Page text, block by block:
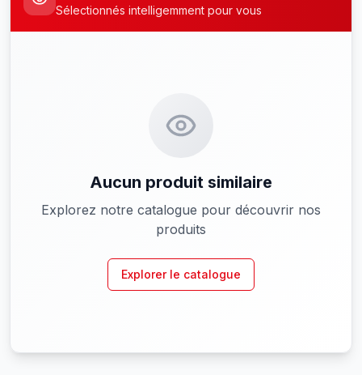
Sélectionnés intelligemment pour vous
Aucun produit similaire
Explorez notre catalogue pour découvrir nos
produits
Explorer le catalogue